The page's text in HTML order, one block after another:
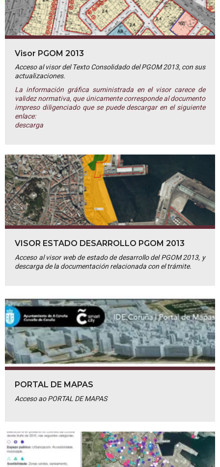
Visor PGOM 2013
Acceso al visor del Texto Consolidado del PGOM 2013, con sus
actualizaciones.
La información gráfica suministrada en el visor carece de
validez normativa, que únicamente corresponde al documento
impreso diligenciado que se puede descargar en el siguiente
enlace:
descarga
VISOR ESTADO DESARROLLO PGOM 2013
Acceso al visor web de estado de desarrollo del PGOM 2013, y
descarga de la documentación relacionada con el trámite.
PORTAL DE MAPAS
Acceso ao PORTAL DE MAPAS